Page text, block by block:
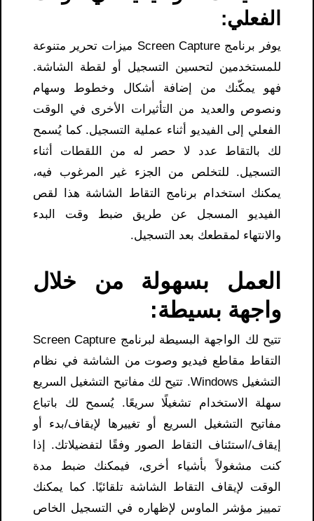
الفعلي:
يوفر برنامج Screen Capture ميزات تحرير متنوعة
للمستخدمين لتحسين التسجيل أو لقطة الشاشة.
فهو يمكّنك من إضافة أشكال وخطوط وسهام
ونصوص والعديد من التأثيرات الأخرى في الوقت
الفعلي إلى الفيديو أثناء عملية التسجيل. كما يُسمح
لك بالتقاط عدد لا حصر له من اللقطات أثناء
التسجيل. للتخلص من الجزء غير المرغوب فيه،
يمكنك استخدام برنامج التقاط الشاشة هذا لقص
الفيديو المسجل عن طريق ضبط وقت البدء
والانتهاء لمقطعك بعد التسجيل.
العمل بسهولة من خلال
واجهة بسيطة:
تتيح لك الواجهة البسيطة لبرنامج Screen Capture
التقاط مقاطع فيديو وصوت من الشاشة في نظام
التشغيل Windows. تتيح لك مفاتيح التشغيل السريع
سهلة الاستخدام تشغيلًا سريعًا. يُسمح لك باتباع
مفاتيح التشغيل السريع أو تغييرها لإيقاف/بدء أو
إيقاف/استئناف التقاط الصور وفقًا لتفضيلاتك. إذا
كنت مشغولاً بأشياء أخرى، فيمكنك ضبط مدة
الوقت لإيقاف التقاط الشاشة تلقائيًا. كما يمكنك
تمييز مؤشر الماوس لإظهاره في التسجيل الخاص